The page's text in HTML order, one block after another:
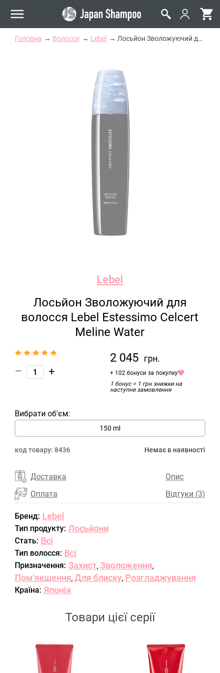
Головна Волосся Lebel Лосьйон Зволожуючий для волосся Lebel Estessimo Celcert Meline Water
Lebel
Лосьйон Зволожуючий для
волосся Lebel Estessimo Celcert
Meline Water
– +
2 045 грн.
+ 102 бонуси за покупку
1 бонус = 1 грн знижки на
наступне замовлення
Вибрати об'єм:
150 ml
код товару: 8436 Немає в наявності
Доставка
Оплата
Опис
Відгуки (3)
Бренд: Lebel
Тип продукту: Лосьйони
Стать: Всі
Тип волосся: Всі
Призначення: Захист, Зволоження,
Пом'якшення, Для блиску, Розгладжування
Країна: Японія
Товари цієї серії